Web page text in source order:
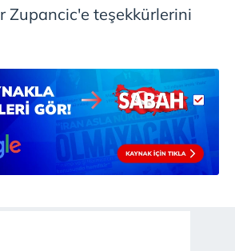
Zupancic'e teşekkürlerini